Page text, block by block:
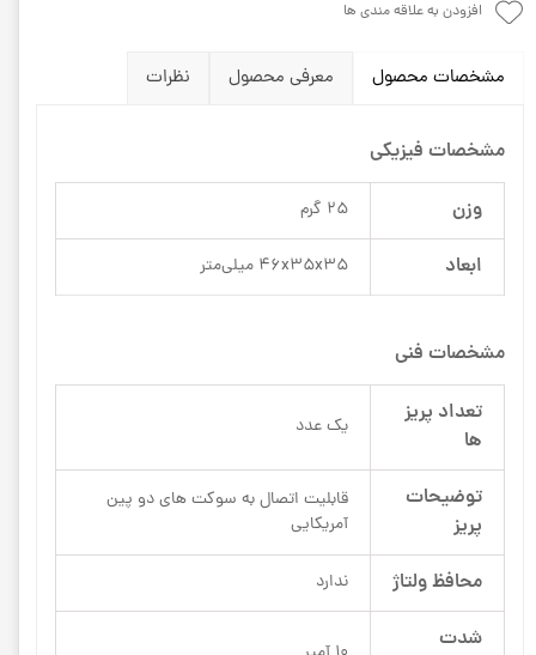
افزودن به علاقه مندی ها
مشخصات محصول معرفی محصول نظرات
مشخصات فیزیکی
وزن 25 گرم
ابعاد 46x35x35 میلی‌متر
مشخصات فنی
تعداد پریز
ها
یک عدد
توضیحات
پریز
قابلیت اتصال به سوکت های دو پین
آمریکایی
محافظ ولتاژ ندارد
شدت